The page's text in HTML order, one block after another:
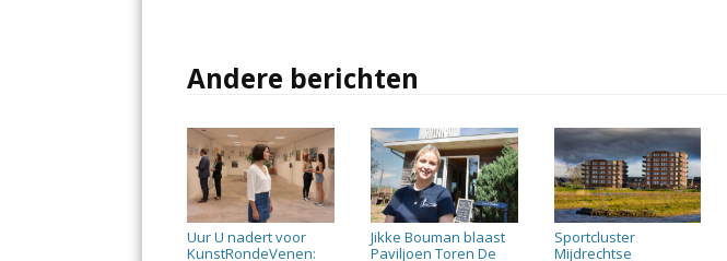
Andere berichten
Uur U nadert voor
KunstRondeVenen:
Jikke Bouman blaast
Paviljoen Toren De
Sportcluster
Mijdrechtse